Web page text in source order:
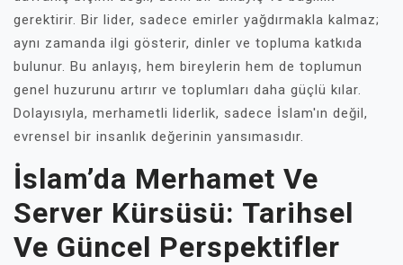
gerektirir. Bir lider, sadece emirler yağdırmakla kalmaz;
aynı zamanda ilgi gösterir, dinler ve topluma katkıda
bulunur. Bu anlayış, hem bireylerin hem de toplumun
genel huzurunu artırır ve toplumları daha güçlü kılar.
Dolayısıyla, merhametli liderlik, sadece İslam'ın değil,
evrensel bir insanlık değerinin yansımasıdır.
İslam’da Merhamet Ve
Server Kürsüsü: Tarihsel
Ve Güncel Perspektifler